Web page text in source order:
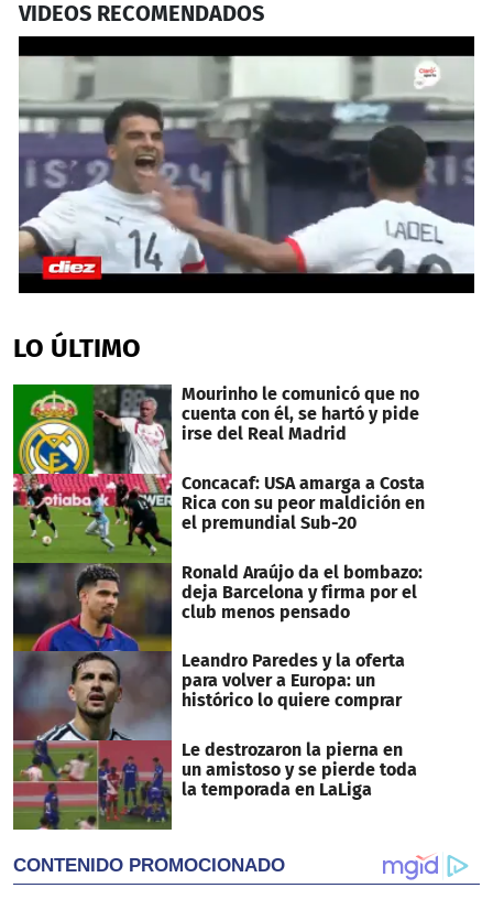
VIDEOS RECOMENDADOS
of
55
LO ÚLTIMO
Mourinho le comunicó que no
cuenta con él, se hartó y pide
irse del Real Madrid
Concacaf: USA amarga a Costa
Rica con su peor maldición en
el premundial Sub-20
Ronald Araújo da el bombazo:
deja Barcelona y firma por el
club menos pensado
Leandro Paredes y la oferta
para volver a Europa: un
histórico lo quiere comprar
Le destrozaron la pierna en
un amistoso y se pierde toda
la temporada en LaLiga